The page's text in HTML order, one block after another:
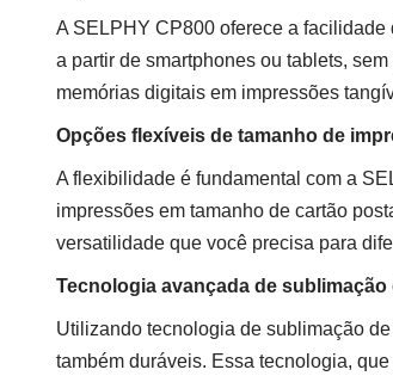
A SELPHY CP800 oferece a
a partir de smartphones ou tablets,
memórias digitais em impressões
Opções flexíveis de tamanho de
A flexibilidade é fundamental com a
impressões em tamanho de cartão
versatilidade que você precisa para
Tecnologia avançada de sublimação
Utilizando tecnologia de sublimação
também duráveis. Essa tecnologia,